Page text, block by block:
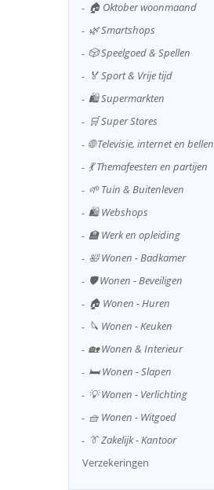
🏠 Oktober woonmaand
🌿 Smartshops
🎲 Speelgoed & Spellen
🏅 Sport & Vrije tijd
🛍️ Supermarkten
🛒 Super Stores
🌐 Televisie, internet en bellen
💃 Themafeesten en partijen
🌱 Tuin & Buitenleven
🛍️ Webshops
🏫 Werk en opleiding
🛀 Wonen - Badkamer
🛡️ Wonen - Beveiligen
🏠 Wonen - Huren
🔪 Wonen - Keuken
🏡 Wonen & Interieur
🛏️ Wonen - Slapen
💡 Wonen - Verlichting
🧺 Wonen - Witgoed
👔 Zakelijk - Kantoor
Verzekeringen